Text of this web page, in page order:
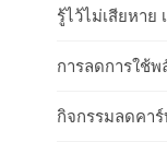
รู้ไว้ไม่เสียหา
การลดการใช้
กิจกรรมลดคา